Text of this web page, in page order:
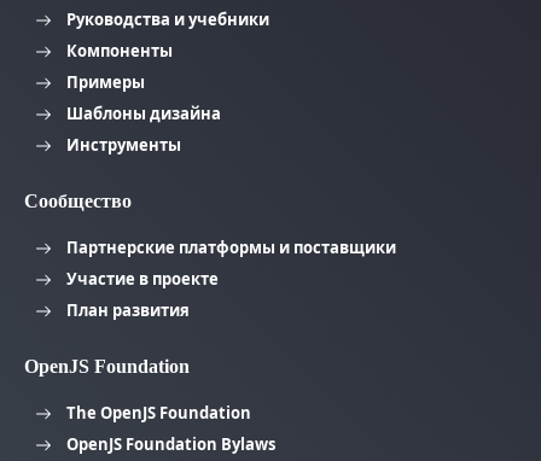
Руководства и учебники
Компоненты
Примеры
Шаблоны дизайна
Инструменты
Сообщество
Партнерские платформы и поставщики
Участие в проекте
План развития
OpenJS Foundation
The OpenJS Foundation
OpenJS Foundation Bylaws